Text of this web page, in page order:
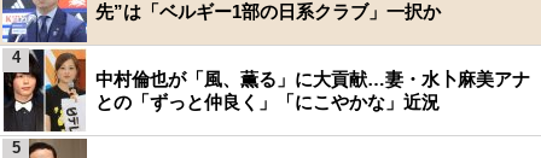
先”は「ベルギー1部の日系クラブ」一択か
中村倫也が「風、薫る」に大貢献…妻・水卜麻美アナ
との「ずっと仲良く」「にこやかな」近況
4
5